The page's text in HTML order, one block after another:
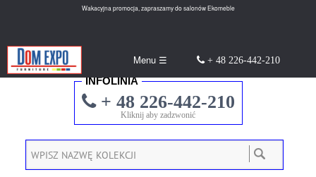
Wakacyjna promocja, zapraszamy do salonów Ekomeble
Menu ☰ + 48 226-442-210
INFOLINIA
+ 48 226-442-210
Kliknij aby zadzwonić